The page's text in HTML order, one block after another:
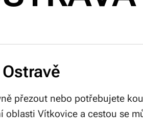
přezout nebo potřebujete
Vítkovice a cestou se